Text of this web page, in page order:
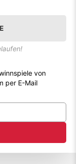
von
per E-Mail